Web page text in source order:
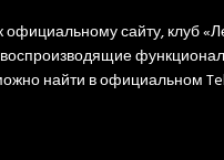
сайту, клуб
найти в официальном